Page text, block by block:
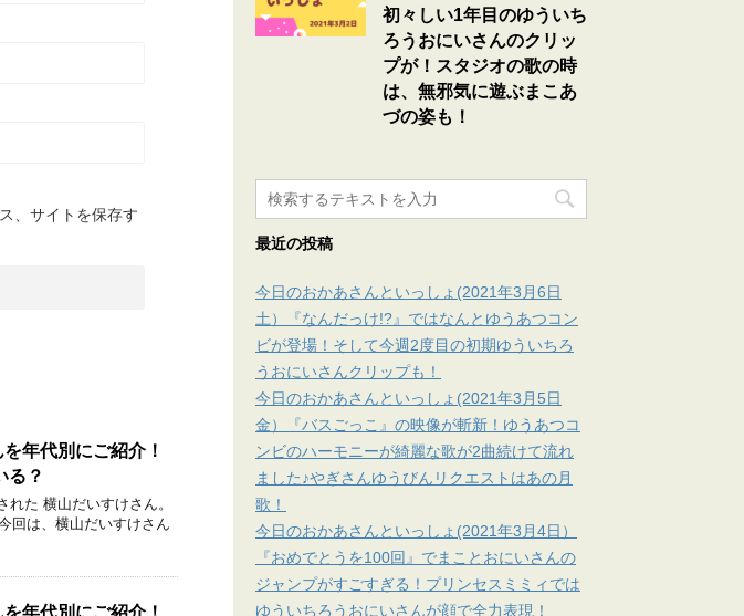
、サイトを保存す
年代別にご紹介！
る？
た 横山だいすけさん。
回は、横山だいすけさん
年代別にご紹介！
初々しい1年目のゆういち
ろうおにいさんのクリッ
プが！スタジオの歌の時
は、無邪気に遊ぶまこあ
づの姿も！
最近の投稿
今日のおかあさんといっしょ(2021年3月6日
土）『なんだっけ!?』ではなんとゆうあつコン
ビが登場！そして今週2度目の初期ゆういちろ
うおにいさんクリップも！
今日のおかあさんといっしょ(2021年3月5日
金）『バスごっこ』の映像が斬新！ゆうあつコ
ンビのハーモニーが綺麗な歌が2曲続けて流れ
ました♪やぎさんゆうびんリクエストはあの月
歌！
今日のおかあさんといっしょ(2021年3月4日）
『おめでとうを100回』でまことおにいさんの
ジャンプがすごすぎる！プリンセスミミィでは
ゆういちろうおにいさんが顔で全力表現！